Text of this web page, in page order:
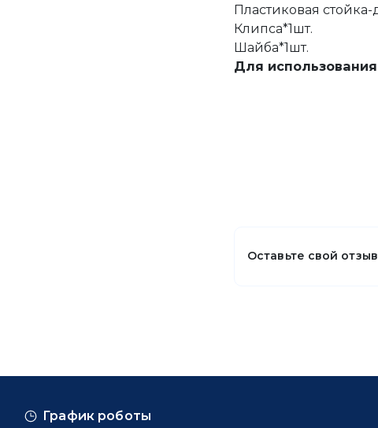
Пластиковая
Клипса*1шт.
Шайба*1шт.
Для
Оставьте свой
График роботы